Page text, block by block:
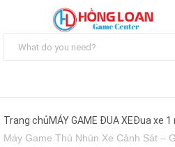
Trang chủMÁY GAME ĐUA XEĐua xe 1
Máy Game Thú Nhún Xe Cảnh Sát –